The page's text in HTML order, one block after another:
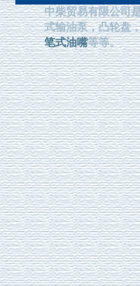
中柴贸易有限公司
式输油泵，凸轮盘
笔式油嘴等等。